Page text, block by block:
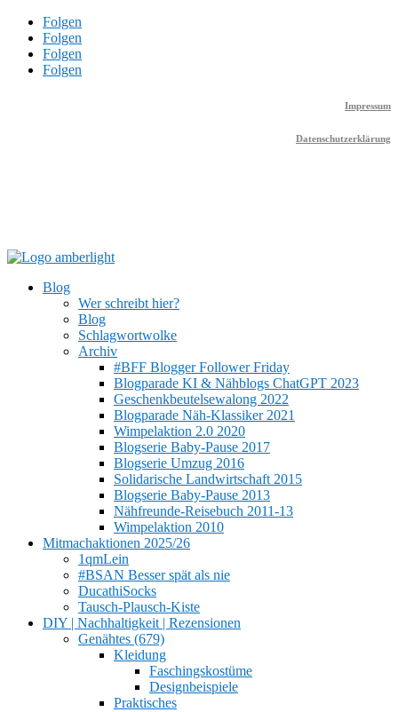
Folgen
Folgen
Folgen
Folgen
Impressum
Datenschutzerklärung
Blog
Wer schreibt hier?
Blog
Schlagwortwolke
Archiv
#BFF Blogger Follower Friday
Blogparade KI & Nähblogs ChatGPT 2023
Geschenkbeutelsewalong 2022
Blogparade Näh-Klassiker 2021
Wimpelaktion 2.0 2020
Blogserie Baby-Pause 2017
Blogserie Umzug 2016
Solidarische Landwirtschaft 2015
Blogserie Baby-Pause 2013
Nähfreunde-Reisebuch 2011-13
Wimpelaktion 2010
Mitmachaktionen 2025/26
1qmLein
#BSAN Besser spät als nie
DucathiSocks
Tausch-Plausch-Kiste
DIY | Nachhaltigkeit | Rezensionen
Genähtes (679)
Kleidung
Faschingskostüme
Designbeispiele
Praktisches